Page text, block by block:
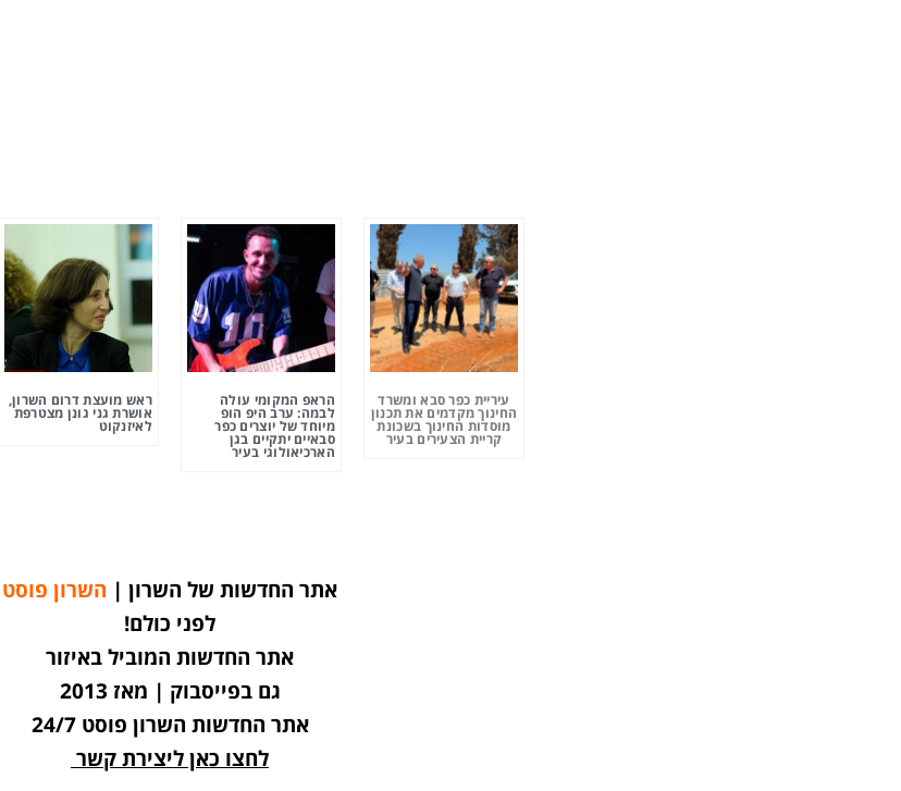
עיריית כפר סבא ומשרד
החינוך מקדמים את תכנון
מוסדות החינוך בשכונת
קריית הצעירים בעיר
הראפ המקומי עולה
לבמה: ערב היפ הופ
מיוחד של יוצרים כפר
סבאיים יתקיים בגן
הארכיאולוגי בעיר
ראש מועצת דרום השרון,
אושרת גני גונן מצטרפת
לאיזנקוט
אתר החדשות של השרון | השרון פוסט
לפני כולם!
אתר החדשות המוביל באיזור
גם בפייסבוק | מאז 2013
אתר החדשות השרון פוסט 24/7
לחצו כאן ליצירת קשר